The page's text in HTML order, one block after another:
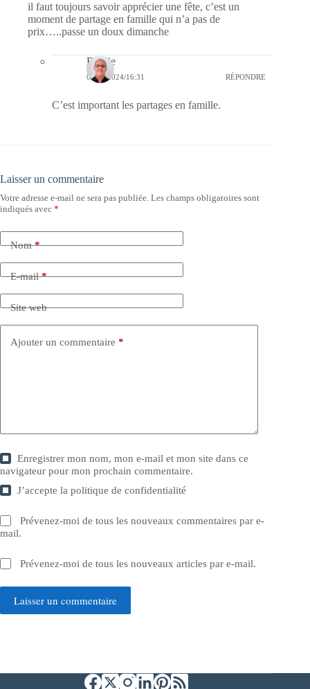
il faut toujours savoir apprécier une fête, c’est un
moment de partage en famille qui n’a pas de
prix…..passe un doux dimanche
Bernie
03/03/2024/16:31 RÉPONDRE
C’est important les partages en famille.
Laisser un commentaire
Votre adresse e-mail ne sera pas publiée. Les champs obligatoires sont
indiqués avec *
Nom*
E-mail*
Site web
Ajouter un commentaire *
Enregistrer mon nom, mon e-mail et mon site dans ce
navigateur pour mon prochain commentaire.
J’accepte lapolitique de confidentialité
Prévenez-moi de tous les nouveaux commentaires par e-
mail.
Prévenez-moi de tous les nouveaux articles par e-mail.
Laisser un commentaire